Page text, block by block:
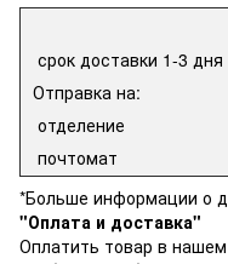
срок доставки 1-3 дня
Отправка на:
отделение
почтомат
*Больше информации о
"Оплата и доставка"
Оплатить товар в